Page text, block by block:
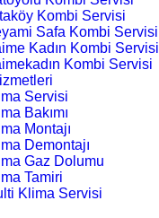
Kombi Servisi
Safa Kombi Servisi
Kadın Kombi Servisi
Kombi Servisi
Servisi
Bakımı
Montajı
Demontajı
Gaz Dolumu
Tamiri
Klima Servisi